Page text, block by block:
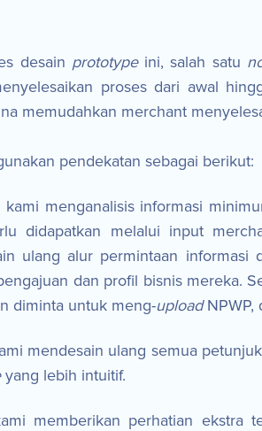
desain prototypeini, salah satu
proses dari awal
memudahkan merchant
pendekatan sebagai berikut:
kami menganalisis informasi
didapatkan melalui input
ulang alur permintaan
dan profil bisnis mereka.
diminta untuk meng-uploadNPWP,
mendesain ulang semua
yang lebih intuitif.
memberikan perhatian ekstra